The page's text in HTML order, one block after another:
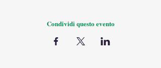
Condividi questo evento